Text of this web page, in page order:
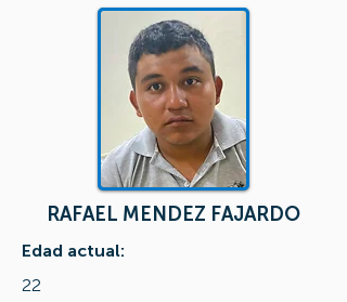
RAFAEL MENDEZ FAJARDO
Edad actual:
22